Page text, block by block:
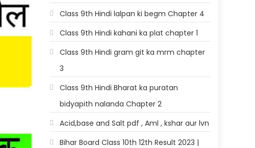
Class 9th Hindi lalpan ki begm Chapter 4
Class 9th Hindi kahani ka plat chapter 1
Class 9th Hindi gram git ka mrm chapter
3
Class 9th Hindi Bharat ka puratan
bidyapith nalanda Chapter 2
Acid,base and Salt pdf , Aml , kshar aur lvn
Bihar Board Class 10th 12th Result 2023 |